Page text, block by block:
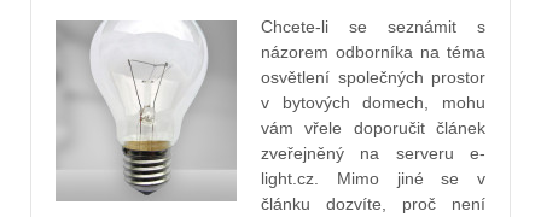
Chcete-li se seznámit s
názorem odborníka na téma
osvětlení společných prostor
v bytových domech, mohu
vám vřele doporučit článek
zveřejněný na serveru e-
light.cz. Mimo jiné se v
článku dozvíte, proč není